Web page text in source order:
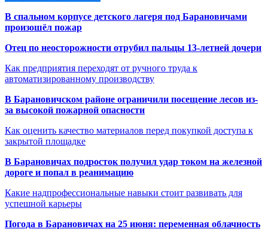
В спальном корпусе детского лагеря под Барановичами
произошёл пожар
Отец по неосторожности отрубил пальцы 13-летней дочери
Как предприятия переходят от ручного труда к
автоматизированному производству
В Барановичском районе ограничили посещение лесов из-
за высокой пожарной опасности
Как оценить качество материалов перед покупкой доступа к
закрытой площадке
В Барановичах подросток получил удар током на железной
дороге и попал в реанимацию
Какие надпрофессиональные навыки стоит развивать для
успешной карьеры
Погода в Барановичах на 25 июня: переменная облачность